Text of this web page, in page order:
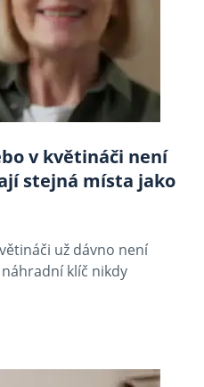
v květináči není
stejná místa jako
už dávno není
klíč nikdy